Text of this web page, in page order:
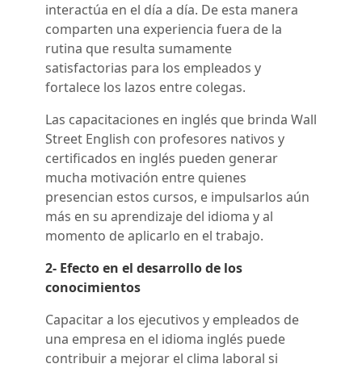
interactúa en el día a día. De esta manera
comparten una experiencia fuera de la
rutina que resulta sumamente
satisfactorias para los empleados y
fortalece los lazos entre colegas.
Las capacitaciones en inglés que brinda Wall
Street English con profesores nativos y
certificados en inglés pueden generar
mucha motivación entre quienes
presencian estos cursos, e impulsarlos aún
más en su aprendizaje del idioma y al
momento de aplicarlo en el trabajo.
2- Efecto en el desarrollo de los
conocimientos
Capacitar a los ejecutivos y empleados de
una empresa en el idioma inglés puede
contribuir a mejorar el clima laboral si